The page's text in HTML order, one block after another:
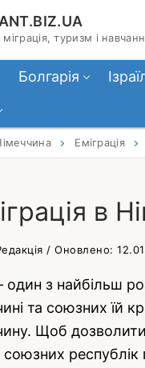
туризм і
Болгарія
Еміграція
в
/ Оновлено:
один з найбільш
та союзних їй
Щоб
союзних